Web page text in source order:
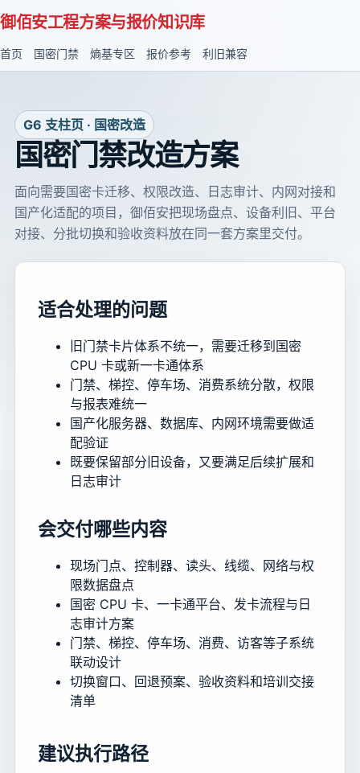
御佰安工程方案与报价知识库
首页 国密门禁 熵基专区 报价参考 利旧兼容
G6 支柱页 · 国密改造
国密门禁改造方案
面向需要国密卡迁移、权限改造、日志审计、内网对接和
国产化适配的项目，御佰安把现场盘点、设备利旧、平台
对接、分批切换和验收资料放在同一套方案里交付。
适合处理的问题
旧门禁卡片体系不统一，需要迁移到国密
CPU 卡或新一卡通体系
门禁、梯控、停车场、消费系统分散，权限
与报表难统一
国产化服务器、数据库、内网环境需要做适
配验证
既要保留部分旧设备，又要满足后续扩展和
日志审计
会交付哪些内容
现场门点、控制器、读头、线缆、网络与权
限数据盘点
国密 CPU 卡、一卡通平台、发卡流程与日
志审计方案
门禁、梯控、停车场、消费、访客等子系统
联动设计
切换窗口、回退预案、验收资料和培训交接
清单
建议执行路径